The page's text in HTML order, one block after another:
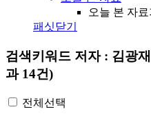
오늘 본 자
패싯닫기
검색키워드 저자 : 김광
과 14건)
전체선택